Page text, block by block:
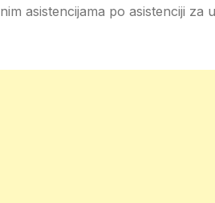
asistencijama po asistenciji za